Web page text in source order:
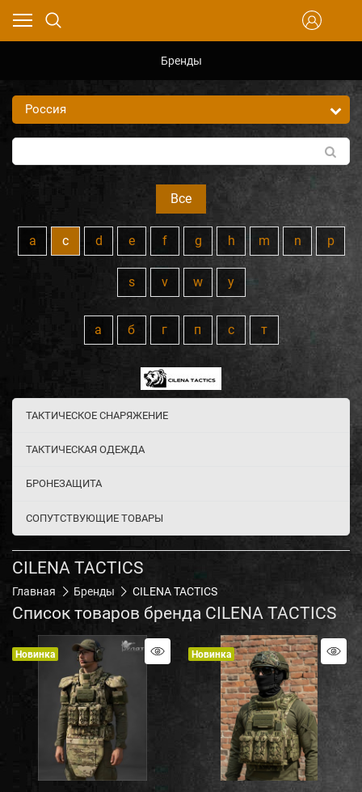
Бренды
Все
a c d e f g h m n p
s v w y
а б г п с т
ТАКТИЧЕСКОЕ СНАРЯЖЕНИЕ
ТАКТИЧЕСКАЯ ОДЕЖДА
БРОНЕЗАЩИТА
СОПУТСТВУЮЩИЕ ТОВАРЫ
CILENA TACTICS
Главная Бренды CILENA TACTICS
Список товаров бренда CILENA TACTICS
Новинка Новинка